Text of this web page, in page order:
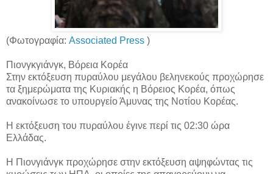
(Φωτογραφία: Associated Press )
Πιονγκγιάνγκ, Βόρεια Κορέα
Στην εκτόξευση πυραύλου μεγάλου βεληνεκούς προχώρησε
τα ξημερώματα της Κυριακής η Βόρειος Κορέα, όπως
ανακοίνωσε το υπουργείο Άμυνας της Νοτίου Κορέας.
Η εκτόξευση του πυραύλου έγινε περί τις 02:30 ώρα
Ελλάδας.
Η Πιονγιάνγκ προχώρησε στην εκτόξευση αψηφώντας τις